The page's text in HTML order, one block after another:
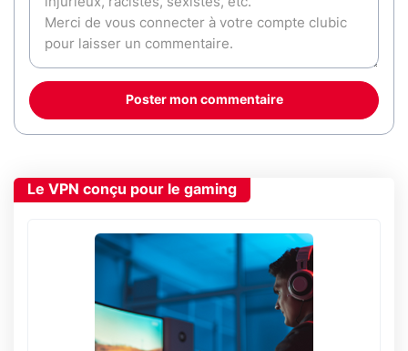
Poster mon commentaire
Le VPN conçu pour le gaming